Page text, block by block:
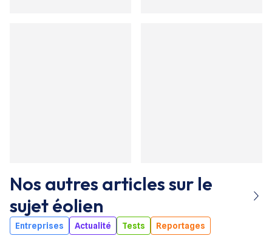
Nos autres articles sur le
sujetéolien
Entreprises Actualité Tests Reportages